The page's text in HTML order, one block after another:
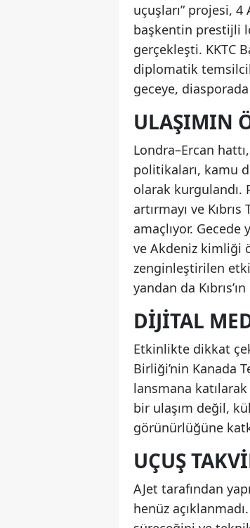
uçuşları” projesi,
başkentin prestijli
gerçekleşti. KKTC
diplomatik
geceye,
ULAŞIMIN
Londra–Ercan
politikaları, kamu
olarak kurgulandı.
artırmayı ve
amaçlıyor.
ve Akdeniz kimliği
zenginleştirilen
yandan da
DIJITAL
Etkinlikte dikkat
Birliği’nin Kanada
lansmana
bir ulaşım değil,
görünürlüğüne
UÇUŞ
AJet tarafından
henüz